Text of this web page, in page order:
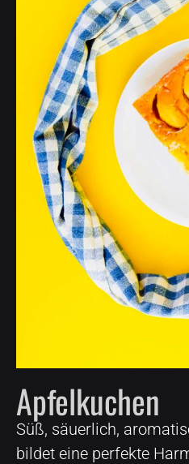
Apfelkuchen
Süß, säuerlich,
bildet eine perfekte